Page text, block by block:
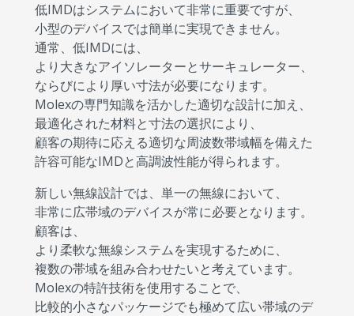
低IMDはシステムにおいて非常に重要ですが、
小型のデバイスでは簡単に実現できません。
通常、低IMDには、
より大きなアイソレーターとサーキュレーター、
ならびにより厚い寸法が必要になります。
Molexの専門知識を活かした適切な設計に加え、
最適化された材料と寸法の選択により、
顧客の期待に応える適切な周波数帯域幅を備えた
許容可能なIMDと高調波性能が得られます。
新しい無線設計では、単一の無線において、
非常に広帯域のデバイスが常に必要となります。
顧客は、
より柔軟な無線システムを実現するために、
複数の帯域を組み合わせたいと考えています。
Molexの特許技術を使用することで、
比較的小さなパッケージでも極めて広い帯域のデ